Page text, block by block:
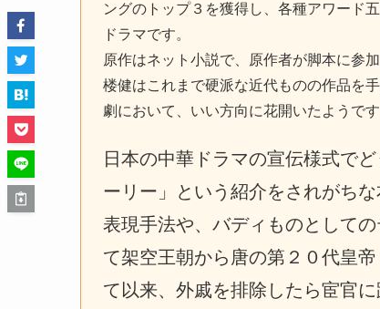
ングのトップ３を獲得し、各種アワード
ドラマです。
原作はネット小説で、原作者が脚本に参
楼健はこれまで硬派な近代ものの作品を
劇において、いい方向に花開いたようです
日本の中華ドラマの宣伝様式で
ーリー」という紹介をされがち
表現手法や、バディものとして
て架空王朝から唐の第２０代皇
て以来、外戚を排除したら宦官